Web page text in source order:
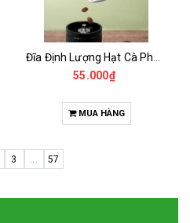
55.000₫
MUA HÀNG
3 ... 57